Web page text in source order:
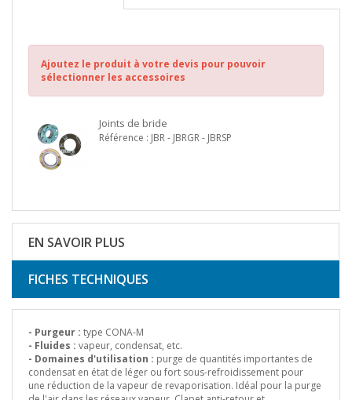
Ajoutez le produit à votre devis pour pouvoir
sélectionner les accessoires
Joints de bride
Référence : JBR - JBRGR - JBRSP
EN SAVOIR PLUS
FICHES TECHNIQUES
- Purgeur : type CONA-M
- Fluides : vapeur, condensat, etc.
- Domaines d'utilisation : purge de quantités importantes de
condensat en état de léger ou fort sous-refroidissement pour
une réduction de la vapeur de revaporisation. Idéal pour la purge